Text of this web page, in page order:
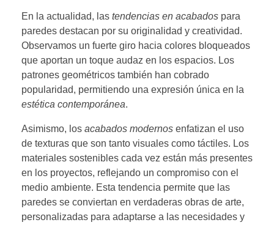
En la actualidad, las tendencias en acabados para
paredes destacan por su originalidad y creatividad.
Observamos un fuerte giro hacia colores bloqueados
que aportan un toque audaz en los espacios. Los
patrones geométricos también han cobrado
popularidad, permitiendo una expresión única en la
estética contemporánea.
Asimismo, los acabados modernos enfatizan el uso
de texturas que son tanto visuales como táctiles. Los
materiales sostenibles cada vez están más presentes
en los proyectos, reflejando un compromiso con el
medio ambiente. Esta tendencia permite que las
paredes se conviertan en verdaderas obras de arte,
personalizadas para adaptarse a las necesidades y